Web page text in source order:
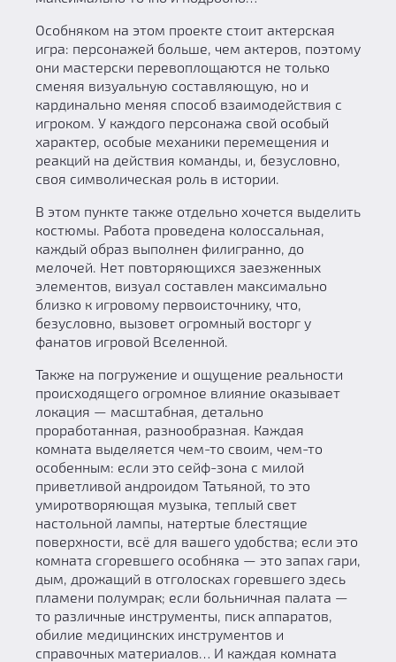
Особняком на этом проекте стоит актерская
игра: персонажей больше, чем актеров, поэтому
они мастерски перевоплощаются не только
сменяя визуальную составляющую, но и
кардинально меняя способ взаимодействия с
игроком. У каждого персонажа свой особый
характер, особые механики перемещения и
реакций на действия команды, и, безусловно,
своя символическая роль в истории.
В этом пункте также отдельно хочется выделить
костюмы. Работа проведена колоссальная,
каждый образ выполнен филигранно, до
мелочей. Нет повторяющихся заезженных
элементов, визуал составлен максимально
близко к игровому первоисточнику, что,
безусловно, вызовет огромный восторг у
фанатов игровой Вселенной.
Также на погружение и ощущение реальности
происходящего огромное влияние оказывает
локация — масштабная, детально
проработанная, разнообразная. Каждая
комната выделяется чем-то своим, чем-то
особенным: если это сейф-зона с милой
приветливой андроидом Татьяной, то это
умиротворяющая музыка, теплый свет
настольной лампы, натертые блестящие
поверхности, всё для вашего удобства; если это
комната сгоревшего особняка — это запах гари,
дым, дрожащий в отголосках горевшего здесь
пламени полумрак; если больничная палата —
то различные инструменты, писк аппаратов,
обилие медицинских инструментов и
справочных материалов… И каждая комната